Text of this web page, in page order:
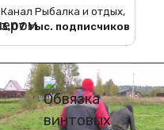
Канал Рыбалка и отдых,
3,07 тыс. подписчиков